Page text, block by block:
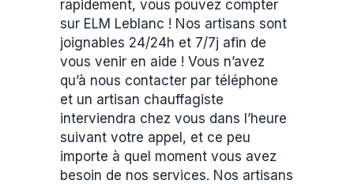
rapidement, vous pouvez compter
sur ELM Leblanc ! Nos artisans sont
joignables 24/24h et 7/7j afin de
vous venir en aide ! Vous n’avez
qu’à nous contacter par téléphone
et un artisan chauffagiste
interviendra chez vous dans l’heure
suivant votre appel, et ce peu
importe à quel moment vous avez
besoin de nos services. Nos artisans